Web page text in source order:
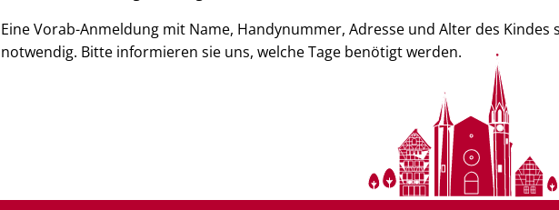
Eine Vorab-Anmeldung mit Name, Handynummer, Adresse und Alter des Kindes
notwendig. Bitte informieren sie uns, welche Tage benötigt werden.